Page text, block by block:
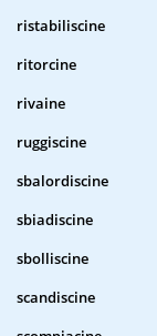
ristabiliscine
ritorcine
rivaine
ruggiscine
sbalordiscine
sbiadiscine
sbolliscine
scandiscine